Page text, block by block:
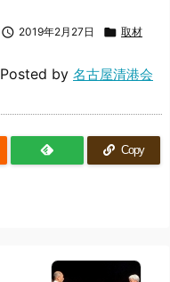
 2019年2月27日  取材
Posted by 名古屋清港会
Copy